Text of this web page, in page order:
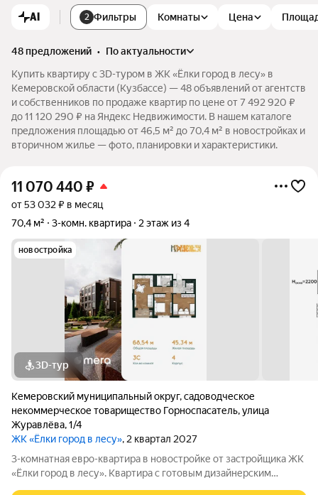
AI 2 Фильтры Комнаты Цена
48 предложений •
по актуальности
Купить квартиру c 3D-туром в ЖК «Ёлки город в лесу» в
Кемеровской области (Кузбассе) — 48 объявлений от агентств
и собственников по продаже квартир по цене от 7 492 920 ₽
до 11 120 290 ₽ на Яндекс Недвижимости. В нашем каталоге
предложения площадью от 46,5 м² до 70,4 м² в новостройках и
вторичном жилье — фото, планировки и характеристики.
11 070 440 ₽
от 53 032 ₽ в месяц
70,4 м²
3-комн. квартира 2 этаж из 4
новостройка
3D-тур
Кемеровский муниципальный округ,садоводческое
некоммерческое товарищество Горноспасатель,улица
Журавлёва,1/4
ЖК «Ёлки город в лесу», 2 квартал 2027
3-комнатная евро-квартира в новостройке от застройщика ЖК
«Ёлки город в лесу». Квартира с готовым дизайнерским